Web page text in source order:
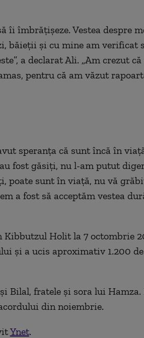
îi îmbrățișeze. Vestea despre
băieții și cu mine am verificat
a declarat Ali. „Am crezut
pentru că am văzut
erau printre
că sunt încă în
fost găsiți, nu l-am putut
poate sunt în viață, nu vă
a fost să acceptăm vestea
Holit la 7 octombrie
și a ucis aproximativ 1.200 de
Bilal, fratele și sora lui Hamza.
din noiembrie.
Ynet.